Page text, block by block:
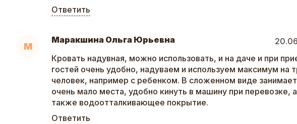
Ответить
М
Маракшина Ольга Юрьевна
Кровать надувная, можно использовать, и на даче и при
гостей очень удобно, надуваем и используем максимум на
человек, например с ребенком. В сложенном виде занимает
очень мало места, удобно кинуть в машину при перевозке, а
также водоотталкивающее покрытие.
Ответить